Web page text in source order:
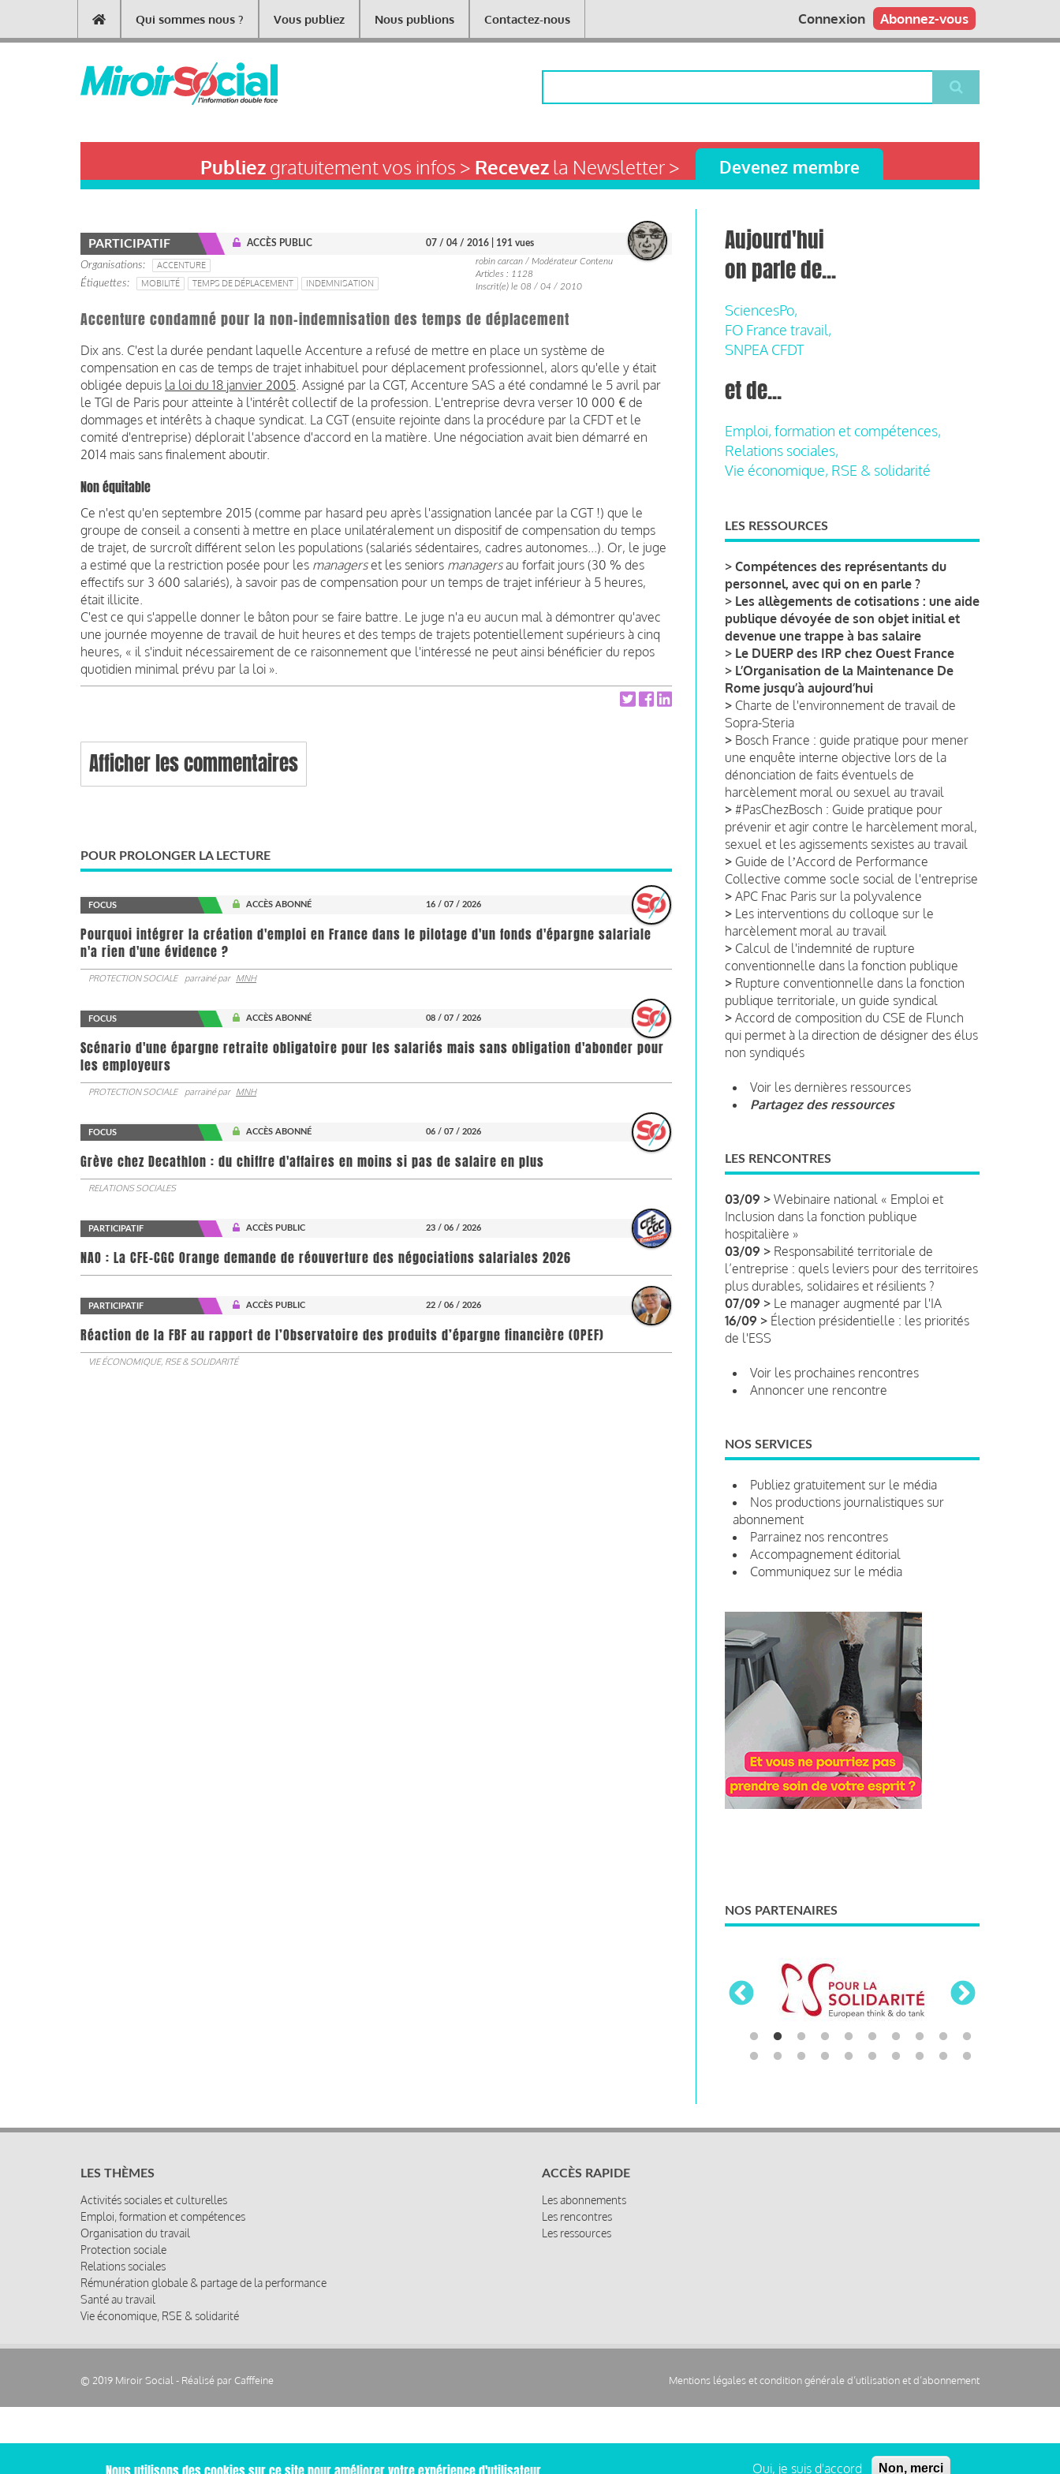
contenu
Main
navigation
Qui sommes nous ? Vous publiez Nous publions Contactez-nous Abonnez-vous
Connexion
Publiezgratuitement vos infos > Recevezla Newsletter > Devenez membre
PARTICIPATIF ACCÈS PUBLIC 07 / 04 / 2016 | 191 vues
Organisations
ACCENTURE
Étiquettes
MOBILITÉ TEMPS DE DÉPLACEMENT INDEMNISATION
robin carcan / Modérateur Contenu
Articles : 1128
Inscrit(e) le 08 / 04 / 2010
Accenture condamné pour la non-indemnisation des temps de déplacement
Dix ans. C'est la durée pendant laquelle Accenture a refusé de mettre en place un système de
compensation en cas de temps de trajet inhabituel pour déplacement professionnel, alors qu'elle y était
obligée depuis la loi du 18 janvier 2005 . Assigné par la CGT, Accenture SAS a été condamné le 5 avril par
le TGI de Paris pour atteinte à l'intérêt collectif de la profession. L'entreprise devra verser 10 000 € de
dommages et intérêts à chaque syndicat. La CGT (ensuite rejointe dans la procédure par la CFDT et le
comité d'entreprise) déplorait l'absence d'accord en la matière. Une négociation avait bien démarré en
2014 mais sans finalement aboutir.
Non équitable
Ce n'est qu'en septembre 2015 (comme par hasard peu après l'assignation lancée par la CGT !) que le
groupe de conseil a consenti à mettre en place unilatéralement un dispositif de compensation du temps
de trajet, de surcroît différent selon les populations (salariés sédentaires, cadres autonomes...). Or, le juge
a estimé que la restriction posée pour les managerset les seniors managersau forfait jours (30 % des
effectifs sur 3 600 salariés), à savoir pas de compensation pour un temps de trajet inférieur à 5 heures,
était illicite.
C'est ce qui s'appelle donner le bâton pour se faire battre. Le juge n'a eu aucun mal à démontrer qu'avec
une journée moyenne de travail de huit heures et des temps de trajets potentiellement supérieurs à cinq
heures, « il s'induit nécessairement de ce raisonnement que l'intéressé ne peut ainsi bénéficier du repos
quotidien minimal prévu par la loi ».
Afficher les commentaires
POUR PROLONGER LA LECTURE
FOCUS ACCÈS ABONNÉ 16 / 07 / 2026
Pourquoi intégrer la création d'emploi en France dans le pilotage d'un fonds d'épargne salariale
n'a rien d'une évidence ?
PROTECTION SOCIALE parrainé par MNH
FOCUS ACCÈS ABONNÉ 08 / 07 / 2026
Scénario d'une épargne retraite obligatoire pour les salariés mais sans obligation d'abonder pour
les employeurs
PROTECTION SOCIALE parrainé par MNH
FOCUS ACCÈS ABONNÉ 06 / 07 / 2026
Grève chez Decathlon : du chiffre d'affaires en moins si pas de salaire en plus
RELATIONS SOCIALES
PARTICIPATIF ACCÈS PUBLIC 23 / 06 / 2026
NAO : La CFE-CGC Orange demande de réouverture des négociations salariales 2026
PARTICIPATIF ACCÈS PUBLIC 22 / 06 / 2026
​​​​​​​Réaction de la FBF au rapport de l’Observatoire des produits d’épargne financière (OPEF)
VIE ÉCONOMIQUE, RSE & SOLIDARITÉ
Aujourd'hui
on parle de...
SciencesPo,
FO France travail,
SNPEA CFDT
et de...
Emploi, formation et compétences,
Relations sociales,
Vie économique, RSE & solidarité
LES RESSOURCES
> Compétences des représentants du
personnel, avec qui on en parle ?
> Les allègements de cotisations : une aide
publique dévoyée de son objet initial et
devenue une trappe à bas salaire
> Le DUERP des IRP chez Ouest France
> L’Organisation de la Maintenance De
Rome jusqu’à aujourd’hui
> Charte de l'environnement de travail de
Sopra-Steria
> Bosch France : guide pratique pour mener
une enquête interne objective lors de la
dénonciation de faits éventuels de
harcèlement moral ou sexuel au travail
> #PasChezBosch : Guide pratique pour
prévenir et agir contre le harcèlement moral,
sexuel et les agissements sexistes au travail
> Guide de lʼAccord de Performance
Collective comme socle social de l'entreprise
> APC Fnac Paris sur la polyvalence
> Les interventions du colloque sur le
harcèlement moral au travail
> Calcul de l'indemnité de rupture
conventionnelle dans la fonction publique
> Rupture conventionnelle dans la fonction
publique territoriale, un guide syndical
> Accord de composition du CSE de Flunch
qui permet à la direction de désigner des élus
non syndiqués
Voir les dernières ressources
Partagez des ressources
LES RENCONTRES
03/09 > Webinaire national « Emploi et
Inclusion dans la fonction publique
hospitalière »
03/09 > Responsabilité territoriale de
l’entreprise : quels leviers pour des territoires
plus durables, solidaires et résilients ?
07/09 > Le manager augmenté par l'IA
16/09 > Élection présidentielle : les priorités
de l'ESS
Voir les prochaines rencontres
Annoncer une rencontre
NOS SERVICES
Publiez gratuitement sur le média
Nos productions journalistiques sur
abonnement
Parrainez nos rencontres
Accompagnement éditorial
Communiquez sur le média
NOS PARTENAIRES
LES THÈMES
Activités sociales et culturelles
Emploi, formation et compétences
Organisation du travail
Protection sociale
Relations sociales
Rémunération globale & partage de la performance
Santé au travail
Vie économique, RSE & solidarité
ACCÈS RAPIDE
Les abonnements
Les rencontres
Les ressources
© 2019 Miroir Social - Réalisé par Cafffeine
Pied
de
Mentions légales et condition générale d’utilisation et d’abonnement
Oui, je suis d'accord Non, merci